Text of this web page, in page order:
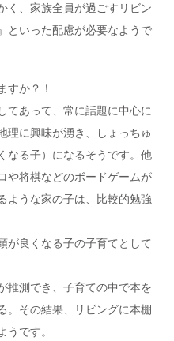
く、家族全員が過ごすリビン
といった配慮が必要なようで
すか？！
てあって、常に話題に中心に
理に興味が湧き、しょっちゅ
なる子）になるそうです。他
や将棋などのボードゲームが
ような家の子は、比較的勉強
が良くなる子の子育てとして
推測でき、子育ての中で本を
。その結果、リビングに本棚
うです。